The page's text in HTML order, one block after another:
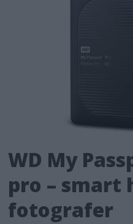
WD My
pro – smart
fotografer